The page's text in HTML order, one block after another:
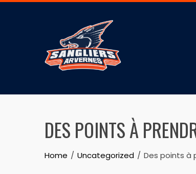
DES POINTS À
Home Uncategorized Des points à